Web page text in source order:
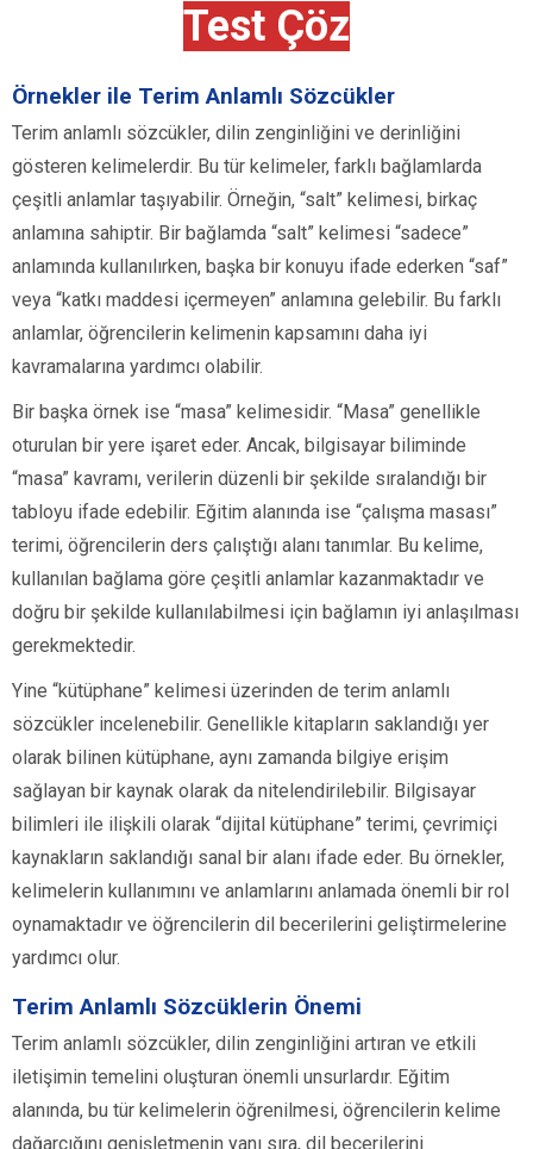
Test Çöz
Örnekler ile Terim Anlamlı Sözcükler
Terim anlamlı sözcükler, dilin zenginliğini ve derinliğini
gösteren kelimelerdir. Bu tür kelimeler, farklı bağlamlarda
çeşitli anlamlar taşıyabilir. Örneğin, “salt” kelimesi, birkaç
anlamına sahiptir. Bir bağlamda “salt” kelimesi “sadece”
anlamında kullanılırken, başka bir konuyu ifade ederken “saf”
veya “katkı maddesi içermeyen” anlamına gelebilir. Bu farklı
anlamlar, öğrencilerin kelimenin kapsamını daha iyi
kavramalarına yardımcı olabilir.
Bir başka örnek ise “masa” kelimesidir. “Masa” genellikle
oturulan bir yere işaret eder. Ancak, bilgisayar biliminde
“masa” kavramı, verilerin düzenli bir şekilde sıralandığı bir
tabloyu ifade edebilir. Eğitim alanında ise “çalışma masası”
terimi, öğrencilerin ders çalıştığı alanı tanımlar. Bu kelime,
kullanılan bağlama göre çeşitli anlamlar kazanmaktadır ve
doğru bir şekilde kullanılabilmesi için bağlamın iyi anlaşılması
gerekmektedir.
Yine “kütüphane” kelimesi üzerinden de terim anlamlı
sözcükler incelenebilir. Genellikle kitapların saklandığı yer
olarak bilinen kütüphane, aynı zamanda bilgiye erişim
sağlayan bir kaynak olarak da nitelendirilebilir. Bilgisayar
bilimleri ile ilişkili olarak “dijital kütüphane” terimi, çevrimiçi
kaynakların saklandığı sanal bir alanı ifade eder. Bu örnekler,
kelimelerin kullanımını ve anlamlarını anlamada önemli bir rol
oynamaktadır ve öğrencilerin dil becerilerini geliştirmelerine
yardımcı olur.
Terim Anlamlı Sözcüklerin Önemi
Terim anlamlı sözcükler, dilin zenginliğini artıran ve etkili
iletişimin temelini oluşturan önemli unsurlardır. Eğitim
alanında, bu tür kelimelerin öğrenilmesi, öğrencilerin kelime
dağarcığını genişletmenin yanı sıra, dil becerilerini